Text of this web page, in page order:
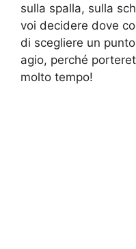
sulla spalla, sulla
voi decidere dove
di scegliere un
agio, perché
molto tempo!